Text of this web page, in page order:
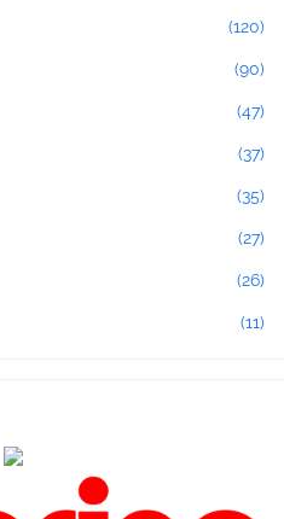
(120)
(90)
(47)
(37)
(35)
(27)
(26)
(11)